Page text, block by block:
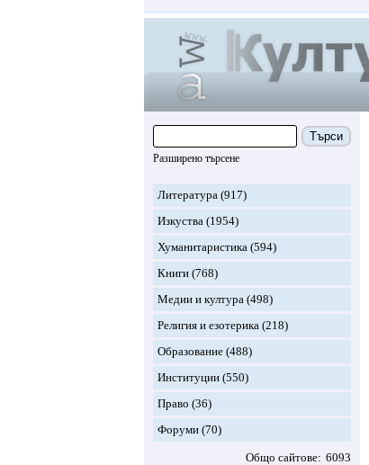
Търси
Разширено търсене
Литература (917)
Изкуства (1954)
Хуманитаристика (594)
Книги (768)
Медии и култура (498)
Религия и езотерика (218)
Образование (488)
Институции (550)
Право (36)
Форуми (70)
Общо сайтове 6093